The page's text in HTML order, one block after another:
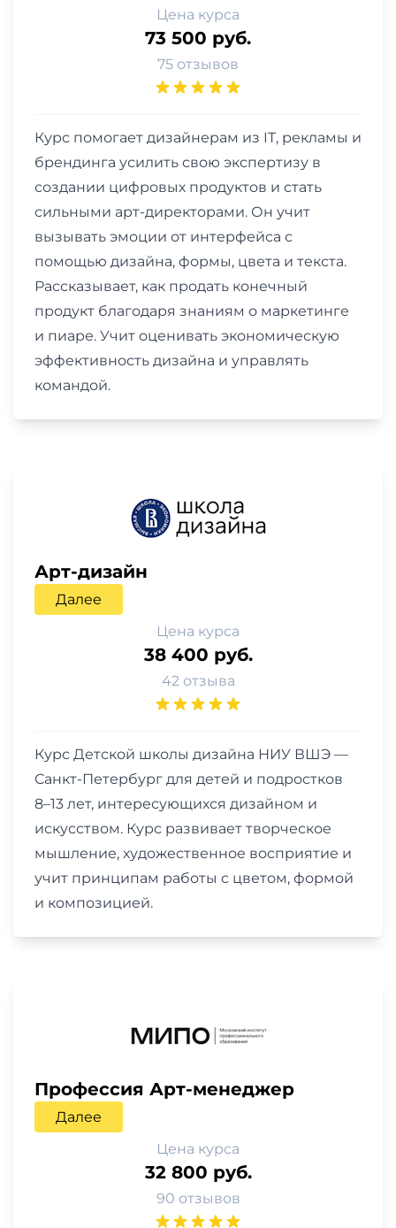
Цена курса
73 500 руб.
75 отзывов
Курс помогает дизайнерам из IT, рекламы и
брендинга усилить свою экспертизу в
создании цифровых продуктов и стать
сильными арт-директорами. Он учит
вызывать эмоции от интерфейса с
помощью дизайна, формы, цвета и текста.
Рассказывает, как продать конечный
продукт благодаря знаниям о маркетинге
и пиаре. Учит оценивать экономическую
эффективность дизайна и управлять
командой.
Арт-дизайн
Далее
Цена курса
38 400 руб.
42 отзыва
Курс Детской школы дизайна НИУ ВШЭ —
Санкт-Петербург для детей и подростков
8–13 лет, интересующихся дизайном и
искусством. Курс развивает творческое
мышление, художественное восприятие и
учит принципам работы с цветом, формой
и композицией.
Профессия Арт-менеджер
Далее
Цена курса
32 800 руб.
90 отзывов